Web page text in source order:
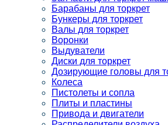
Барабаны для торкрет
Бункеры для торкрет
Валы для торкрет
Воронки
Выдуватели
Диски для торкрет
Дозирующие головы для
Колеса
Пистолеты и сопла
Плиты и пластины
Привода и двигатели